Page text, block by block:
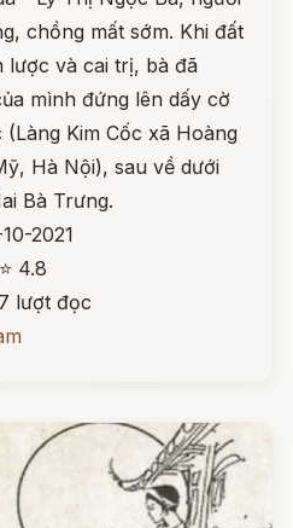
chồng mất sớm. Khi đất
lược và cai trị, bà đã
mình đứng lên dấy cờ
Kim Cốc xã Hoàng
Hà Nội), sau về dưới
Bà Trưng.
2021
⭐ 4.8
lượt đọc